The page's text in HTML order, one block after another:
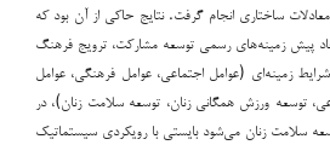
ساختاری انجام گرفت. نتایج حاکی از آن بود که
پیش زمینه‌های رسمی توسعه مشارکت، ترویج فرهنگ
زمینه‌ای (عوامل اجتماعی، عوامل فرهنگی، عوامل
توسعه ورزش همگانی زنان، توسعه سلامت زنان)، در
سلامت زنان می‌شود بایستی با رویکردی سیستماتیک